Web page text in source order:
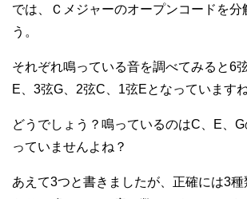
では、Ｃメジャーのオープンコードを分
う。
それぞれ鳴っている音を調べてみると6
E、3弦G、2弦C、1弦Eとなっていますね
どうでしょう？鳴っているのはC、E、
っていませんよね？
あえて3つと書きましたが、正確には3